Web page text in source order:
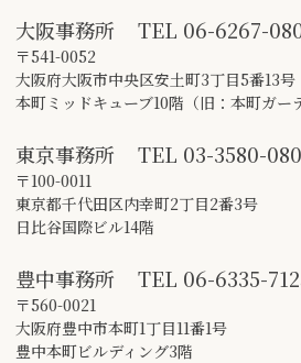
大阪事務所 TEL 06-6267-
〒541-0052
大阪府大阪市中央区安土町3丁目5番13号
本町ミッドキューブ10階（旧：本町ガー
東京事務所 TEL 03-3580-
〒100-0011
東京都千代田区内幸町2丁目2番3号
日比谷国際ビル14階
豊中事務所 TEL 06-6335-
〒560-0021
大阪府豊中市本町1丁目11番1号
豊中本町ビルディング3階